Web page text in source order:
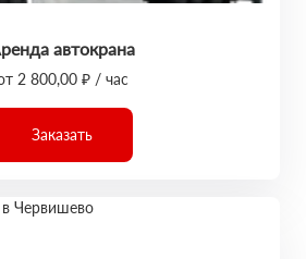
автокрана
2 800,00 ₽ / час
Заказать